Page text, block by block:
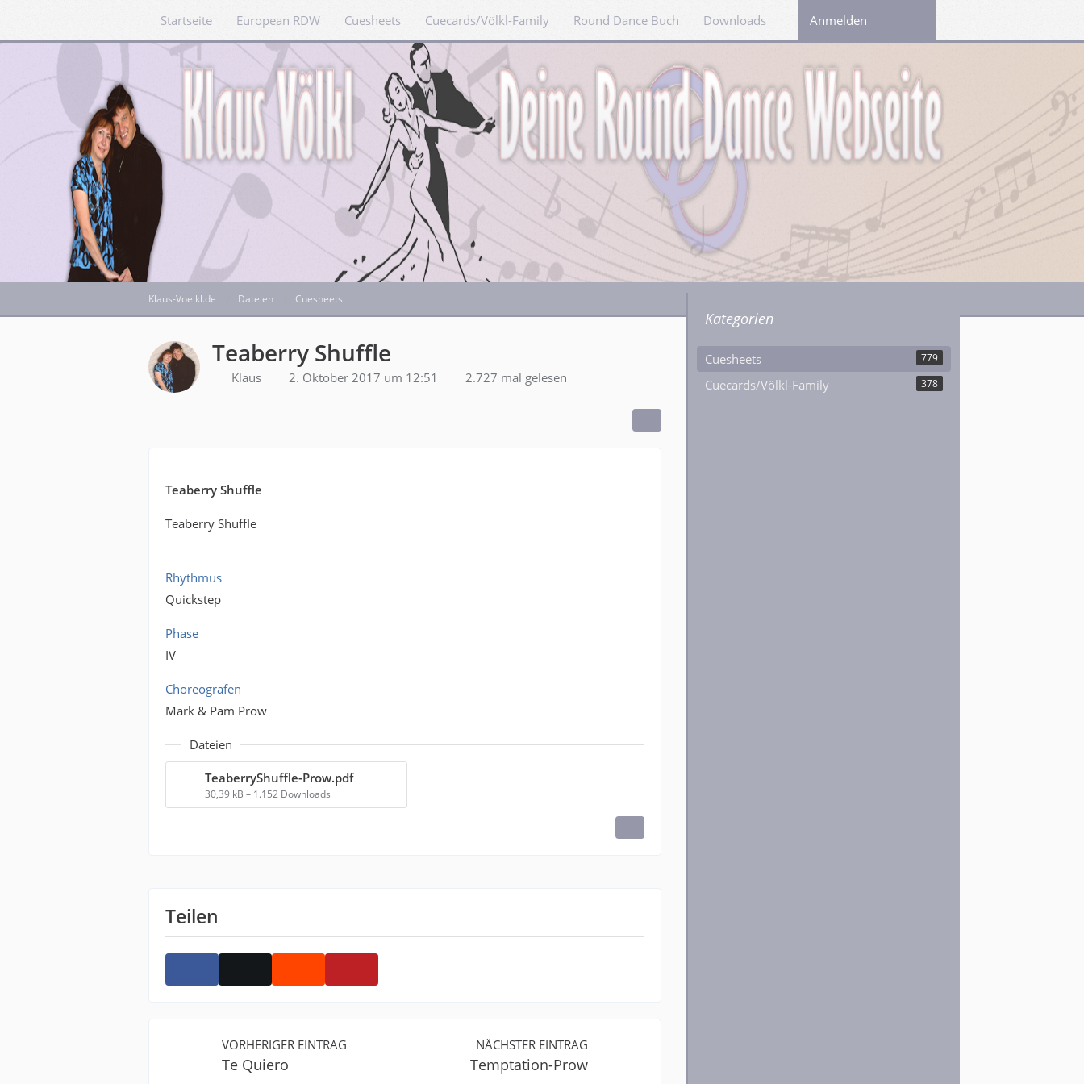
Startseite European RDW Cuesheets Cuecards/Völkl-Family Round Dance Buch Downloads LinksAnmelden
Klaus-Voelkl.de Dateien Cuesheets
Teaberry Shuffle
Klaus 2. Oktober 2017 um 12:51 2.727 mal gelesen
Teaberry Shuffle
Teaberry Shuffle
Rhythmus
Quickstep
Phase
IV
Choreografen
Mark & Pam Prow
Dateien
TeaberryShuffle-Prow.pdf
30,39 kB – 1.152 Downloads
Teilen
VORHERIGER EINTRAG
Te Quiero
NÄCHSTER EINTRAG
Temptation-Prow
Kategorien
Cuesheets 779
Cuecards/Völkl-Family 378